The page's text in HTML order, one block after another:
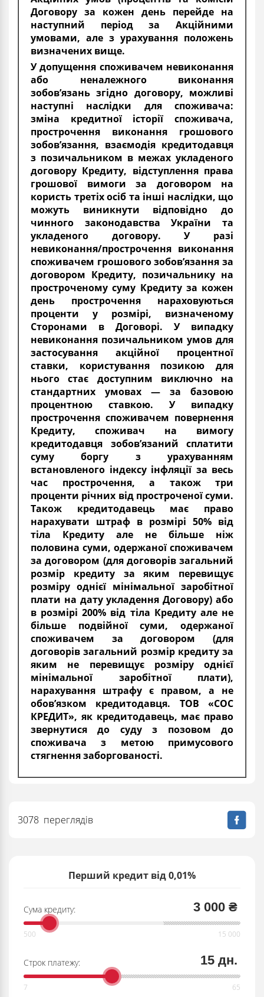
Перший кредит від 0,01%
Сума кредиту: 3 000 ₴
Строк платежу: 15 дн.
Договору за кожен день перейде на
наступний період за Акційними
умовами, але з урахування положень
визначених вище.
У допущення споживачем невиконання
або неналежного виконання
зобов’язань згідно договору, можливі
наступні наслідки для споживача:
зміна кредитної історії споживача,
прострочення виконання грошового
зобов’язання, взаємодія кредитодавця
з позичальником в межах укладеного
договору Кредиту, відступлення права
грошової вимоги за договором на
користь третіх осіб та інші наслідки, що
можуть виникнути відповідно до
чинного законодавства України та
укладеного договору. У разі
невиконання/прострочення виконання
споживачем грошового зобов’язання за
договором Кредиту, позичальнику на
простроченому суму Кредиту за кожен
день прострочення нараховуються
проценти у розмірі, визначеному
Сторонами в Договорі. У випадку
невиконання позичальником умов для
застосування акційної процентної
ставки, користування позикою для
нього стає доступним виключно на
стандартних умовах — за базовою
процентною ставкою. У випадку
прострочення споживачем повернення
Кредиту, споживач на вимогу
кредитодавця зобов’язаний сплатити
суму боргу з урахуванням
встановленого індексу інфляції за весь
час прострочення, а також три
проценти річних від простроченої суми.
Також кредитодавець має право
нарахувати штраф в розмірі 50% від
тіла Кредиту але не більше ніж
половина суми, одержаної споживачем
за договором (для договорів загальний
розмір кредиту за яким перевищує
розміру однієї мінімальної заробітної
плати на дату укладення Договору) або
в розмірі 200% від тіла Кредиту але не
більше подвійної суми, одержаної
споживачем за договором (для
договорів загальний розмір кредиту за
яким не перевищує розміру однієї
мінімальної заробітної плати),
нарахування штрафу є правом, а не
обов’язком кредитодавця. ТОВ «СОС
КРЕДИТ», як кредитодавець, має право
звернутися до суду з позовом до
споживача з метою примусового
стягнення заборгованості.
3078 переглядів